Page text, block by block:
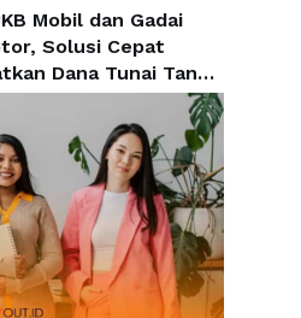
Mobil dan Gadai
Solusi Cepat
Dana Tunai Tanpa
Kendaraan